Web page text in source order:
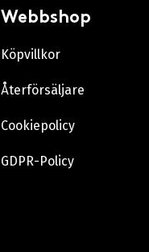
Webbshop
Köpvillkor
Återförsäljare
Cookiepolicy
GDPR-Policy